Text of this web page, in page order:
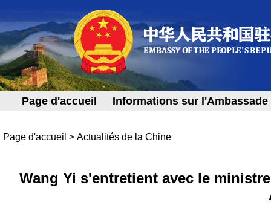
Page d'accueil Informations sur l'Ambassade
Page d'accueil > Actualités de la Chine
Wang Yi s'entretient avec le